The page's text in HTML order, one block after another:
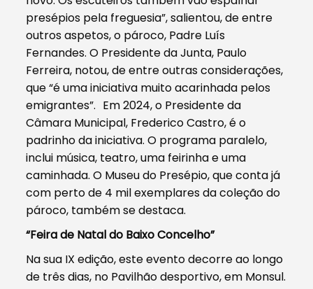
presépios pela freguesia”, salientou, de entre
outros aspetos, o pároco, Padre Luís
Fernandes. O Presidente da Junta, Paulo
Ferreira, notou, de entre outras considerações,
que “é uma iniciativa muito acarinhada pelos
emigrantes”. Em 2024, o Presidente da
Câmara Municipal, Frederico Castro, é o
padrinho da iniciativa. O programa paralelo,
inclui música, teatro, uma feirinha e uma
caminhada. O Museu do Presépio, que conta já
com perto de 4 mil exemplares da coleção do
pároco, também se destaca.
“Feira de Natal do Baixo Concelho”
Na sua IX edição, este evento decorre ao longo
de três dias, no Pavilhão desportivo, em Monsul.